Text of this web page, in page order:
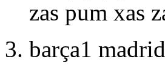
zas pum xas
barça1